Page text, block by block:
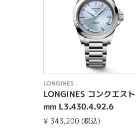
LONGINES
LONGINES コンクエス
mm L3.430.4.92.6
¥ 343,200 (税込)